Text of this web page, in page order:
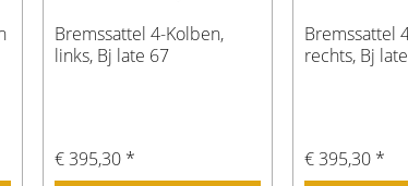
Bremssattel 4-Kolben,
links, Bj late 67
€ 395,30 *
Bremssattel
rechts, Bj
€ 395,30 *